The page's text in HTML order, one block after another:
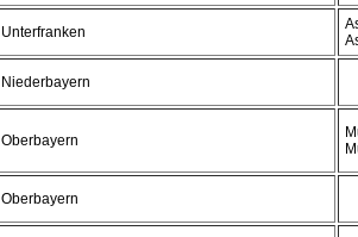
Unterfranken
Niederbayern
Oberbayern
Oberbayern